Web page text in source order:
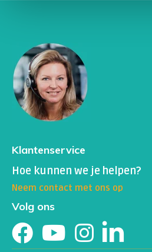
Klantenservice
Hoe kunnen we je helpen?
Neem contact met ons op
Volg ons